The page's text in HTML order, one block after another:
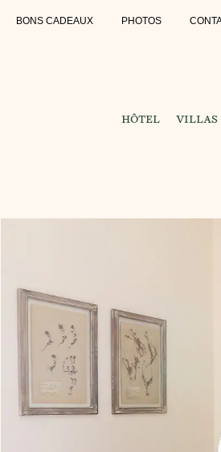
BONS CADEAUX PHOTOS
HÔTEL VILLAS